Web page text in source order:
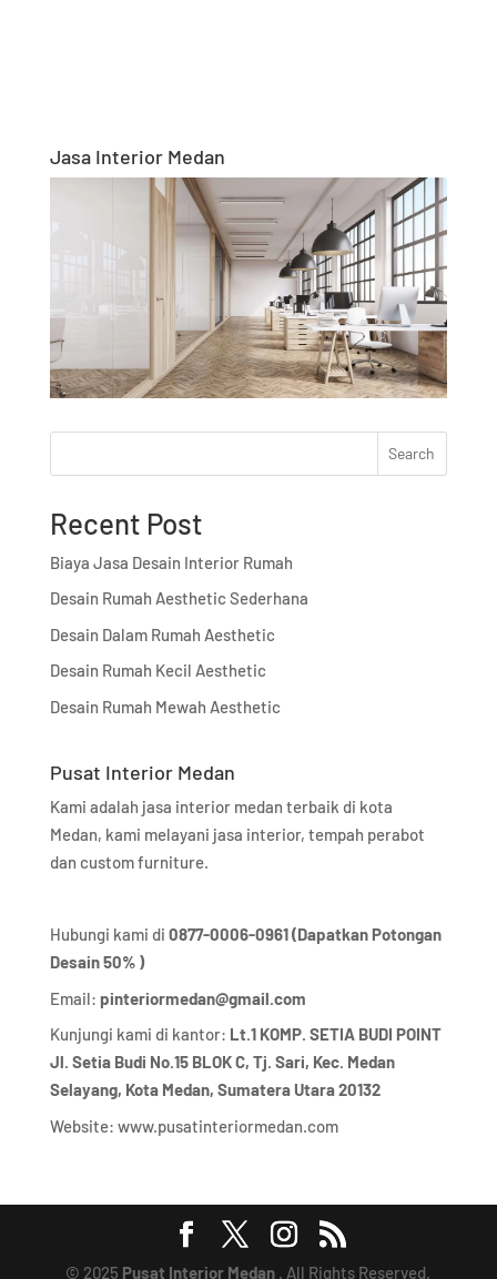
Jasa Interior Medan
Search
Recent Post
Biaya Jasa Desain Interior Rumah
Desain Rumah Aesthetic Sederhana
Desain Dalam Rumah Aesthetic
Desain Rumah Kecil Aesthetic
Desain Rumah Mewah Aesthetic
Pusat Interior Medan
Kami adalah jasa interior medan terbaik di kota
Medan, kami melayani jasa interior, tempah perabot
dan custom furniture.
Hubungi kami di 0877-0006-0961 (Dapatkan Potongan
Desain 50% )
Email: pinteriormedan@gmail.com
Kunjungi kami di kantor: Lt.1 KOMP. SETIA BUDI POINT
Jl. Setia Budi No.15 BLOK C, Tj. Sari, Kec. Medan
Selayang, Kota Medan, Sumatera Utara 20132
Website: www.pusatinteriormedan.com
© 2025 Pusat Interior Medan . All Rights Reserved.